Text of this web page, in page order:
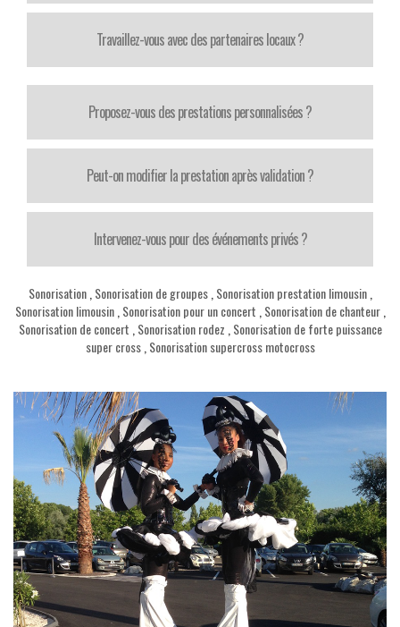
Travaillez-vous avec des partenaires locaux ?
Proposez-vous des prestations personnalisées ?
Peut-on modifier la prestation après validation ?
Intervenez-vous pour des événements privés ?
Sonorisation, Sonorisation de groupes, Sonorisation prestation limousin,
Sonorisation limousin, Sonorisation pour un concert Sonorisation de chanteur,
Sonorisation de concert Sonorisation rodez Sonorisation de forte puissance
super cross, Sonorisation supercross motocross